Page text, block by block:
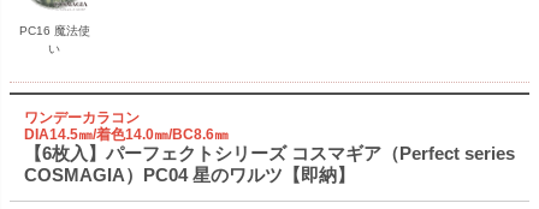
PC16 魔法使
い
ワンデーカラコン
DIA14.5㎜/着色14.0㎜/BC8.6㎜
【6枚入】パーフェクトシリーズ コスマギア（Perfect series
COSMAGIA）PC04 星のワルツ【即納】